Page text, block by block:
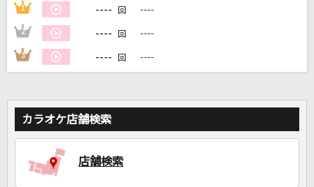
1 ---- 回 ----
2 ---- 回 ----
3 ---- 回 ----
カラオケ店舗検索
店舗検索